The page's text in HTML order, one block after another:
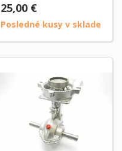
25,00 €
Posledné kusy v sklade